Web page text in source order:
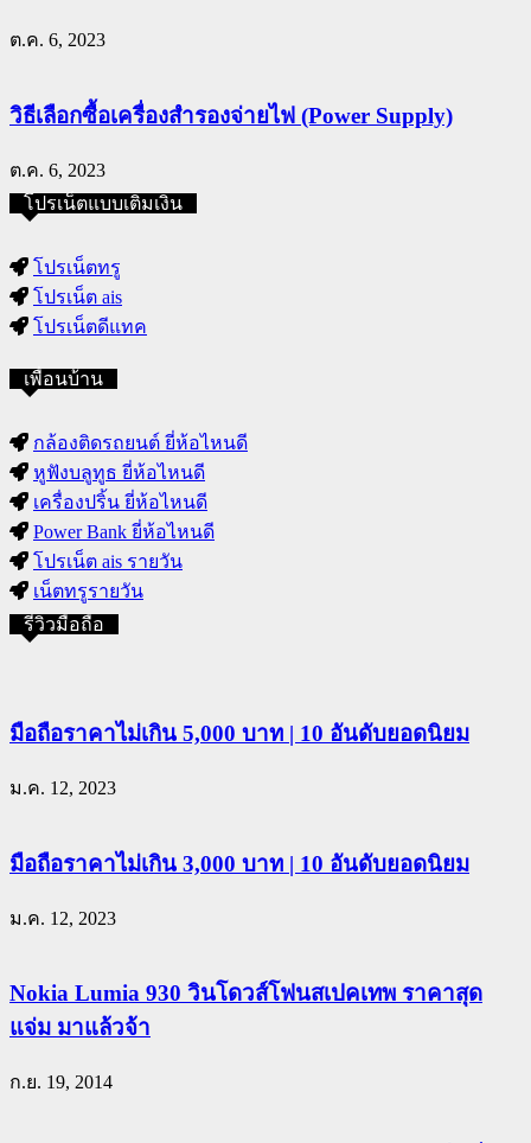
ต.ค. 6, 2023
วิธีเลือกซื้อเครื่องสำรองจ่ายไฟ (Power Supply)
ต.ค. 6, 2023
โปรเน็ตแบบเติมเงิน
โปรเน็ตทรู
โปรเน็ต ais
โปรเน็ตดีแทค
เพื่อนบ้าน
กล้องติดรถยนต์ ยี่ห้อไหนดี
หูฟังบลูทูธ ยี่ห้อไหนดี
เครื่องปริ้น ยี่ห้อไหนดี
Power Bank ยี่ห้อไหนดี
โปรเน็ต ais รายวัน
เน็ตทรูรายวัน
รีวิวมือถือ
มือถือราคาไม่เกิน 5,000 บาท | 10 อันดับยอดนิยม
ม.ค. 12, 2023
มือถือราคาไม่เกิน 3,000 บาท | 10 อันดับยอดนิยม
ม.ค. 12, 2023
Nokia Lumia 930 วินโดวส์โฟนสเปคเทพ ราคาสุด
แจ่ม มาแล้วจ้า
ก.ย. 19, 2014